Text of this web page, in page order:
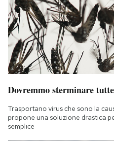
Dovremmo sterminare
Trasportano virus che sono la
propone una soluzione drastica
semplice